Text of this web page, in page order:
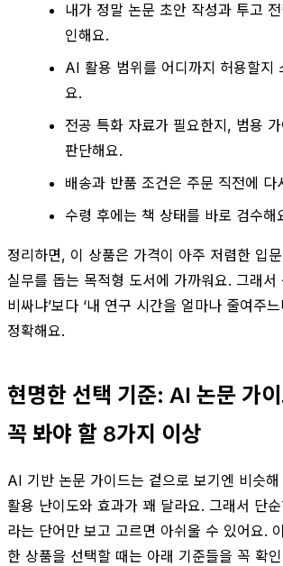
내가 정말 논문 초안 작성과 투고
인해요.
AI 활용 범위를 어디까지 허용할지
요.
전공 특화 자료가 필요한지, 범용 가
판단해요.
배송과 반품 조건은 주문 직전에 다
수령 후에는 책 상태를 바로 검수해
정리하면, 이 상품은 가격이 아주 저렴한 입
실무를 돕는 목적형 도서에 가까워요. 그래서
비싸냐’보다 ‘내 연구 시간을 얼마나 줄여주
정확해요.
현명한 선택 기준: AI 논문 가
꼭 봐야 할 8가지 이상
AI 기반 논문 가이드는 겉으로 보기엔 비슷
활용 난이도와 효과가 꽤 달라요. 그래서 단순
라는 단어만 보고 고르면 아쉬울 수 있어요.
한 상품을 선택할 때는 아래 기준들을 꼭 확